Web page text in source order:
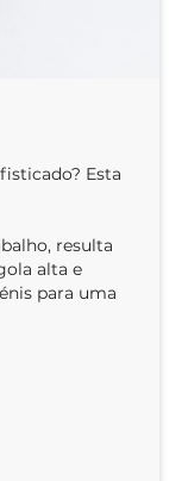
Esta
resulta
alta e
para uma